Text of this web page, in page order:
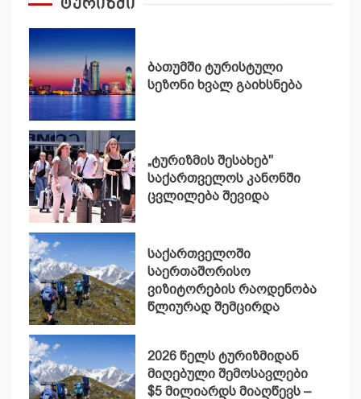
ტურიზმი
ბათუმში ტურისტული
სეზონი ხვალ გაიხსნება
„ტურიზმის შესახებ"
საქართველოს კანონში
ცვლილება შევიდა
საქართველოში
საერთაშორისო
ვიზიტორების რაოდენობა
წლიურად შემცირდა
2026 წელს ტურიზმიდან
მიღებული შემოსავლები
$5 მილიარდს მიაღწევს –